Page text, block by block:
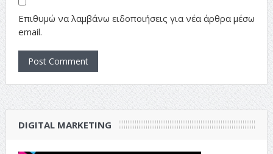
Επιθυμώ να λαμβάνω ειδοποιήσεις για νέα άρθρα μέσω
email.
DIGITAL MARKETING